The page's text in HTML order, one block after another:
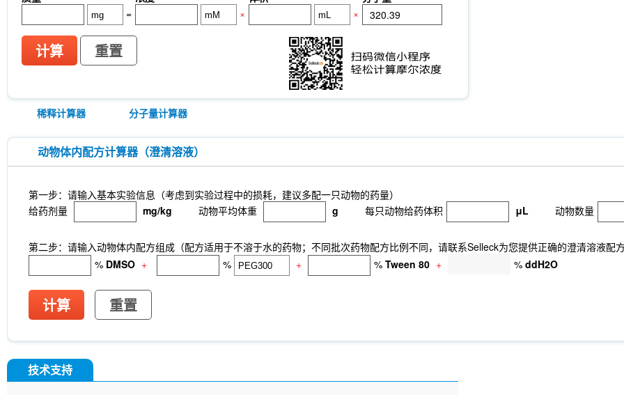
=
× ×
计算 重置
稀释计算器 分子量计算器
动物体内配方计算器（澄清溶液）
第一步：请输入基本实验信息（考虑到实验过程中的损耗，建议多配一只动物的药量）
给药剂量
mg/kg 动物平均体重 g 每只动物给药体积 μL 动物数量
第二步：请输入动物体内配方组成（配方适用于不溶于水的药物；不同批次药物配方比例不同，请联系Selleck为您提供正确的澄清溶液配
% DMSO + % + % Tween 80 + % ddH2O
计算 重置
技术支持